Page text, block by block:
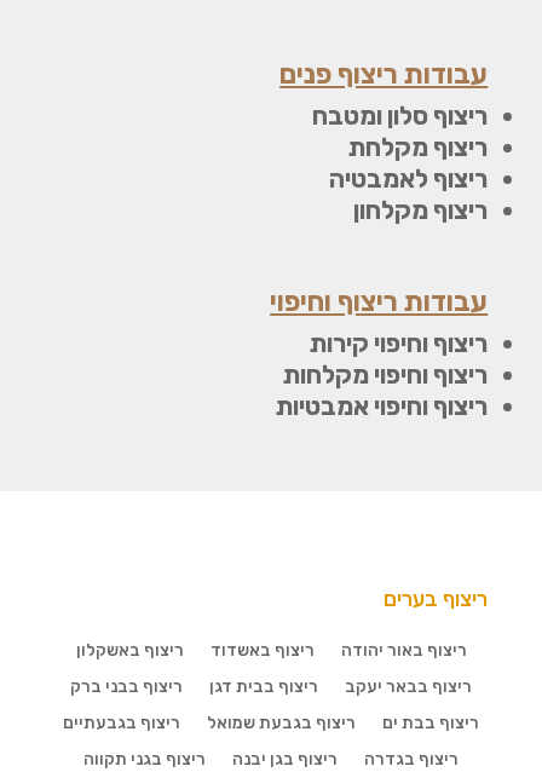
עבודות ריצוף פנים
ריצוף סלון ומטבח
ריצוף מקלחת
ריצוף לאמבטיה
ריצוף מקלחון
עבודות ריצוף וחיפוי
ריצוף וחיפוי קירות
ריצוף וחיפוי מקלחות
ריצוף וחיפוי אמבטיות
ריצוף בערים
ריצוף באור יהודה ריצוף באשדוד
ריצוף באשקלון
ריצוף בבאר יעקב
ריצוף בבית דגן
ריצוף בבני ברק
ריצוף בבת ים
ריצוף בגבעת שמואל
ריצוף בגבעתיים
ריצוף בגדרה
ריצוף בגן יבנה
ריצוף בגני תקווה